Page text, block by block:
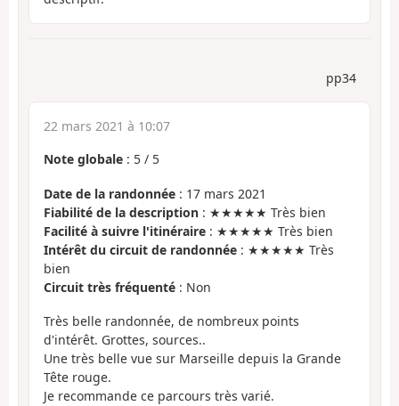
pp34
22 mars 2021 à 10:07
Note globale : 5 / 5
Date de la randonnée : 17 mars 2021
Fiabilité de la description : ★★★★★ Très bien
Facilité à suivre l'itinéraire : ★★★★★ Très bien
Intérêt du circuit de randonnée : ★★★★★ Très
bien
Circuit très fréquenté : Non
Très belle randonnée, de nombreux points
d'intérêt. Grottes, sources..
Une très belle vue sur Marseille depuis la Grande
Tête rouge.
Je recommande ce parcours très varié.